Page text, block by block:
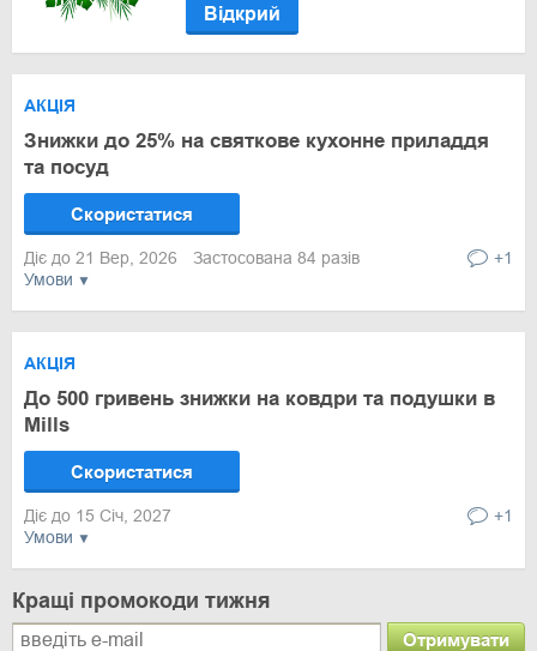
Відкрий
Умови
АКЦІЯ
Знижки до 25% на святкове кухонне приладдя
та посуд
Скористатися
Діє до 21 Вер, 2026 Застосована 84 разів +1
Умови
АКЦІЯ
До 500 гривень знижки на ковдри та подушки в
Mills
Скористатися
Діє до 15 Січ, 2027 +1
Кращі промокоди тижня
Отримувати